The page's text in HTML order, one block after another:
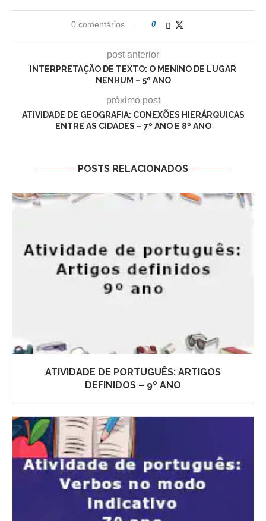
0 comentários 0
post anterior
INTERPRETAÇÃO DE TEXTO: O MENINO DE LUGAR
NENHUM – 5º ANO
próximo post
ATIVIDADE DE GEOGRAFIA: CONEXÕES HIERÁRQUICAS
ENTRE AS CIDADES – 7º ANO E 8º ANO
POSTS RELACIONADOS
ATIVIDADE DE PORTUGUÊS: ARTIGOS
DEFINIDOS – 9º ANO